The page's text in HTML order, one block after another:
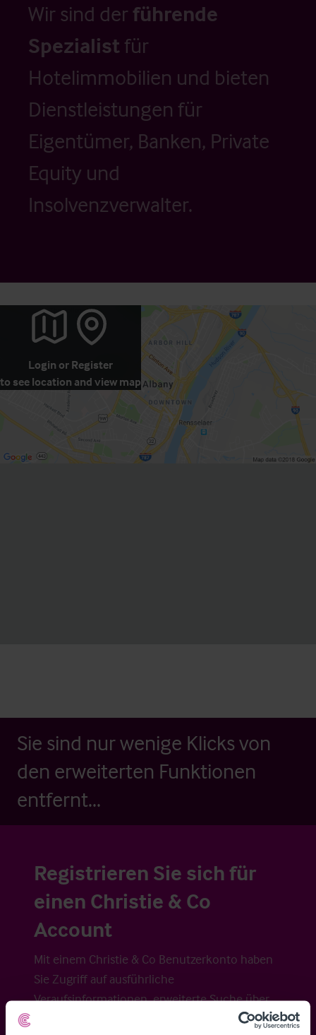
Wir sind der führende
Spezialistfür
Hotelimmobilien und bieten
Dienstleistungen für
Eigentümer, Banken, Private
Equity und
Insolvenzverwalter.
Login or Register
to see location and view map
Sie sind nur wenige Klicks von
den erweiterten Funktionen
entfernt...
Registrieren Sie sich für
einen Christie & Co
Account
Mit einem Christie & Co Benutzerkonto haben
Sie Zugriff auf ausführliche
Veraufsinformationen, erweiterte Suche über